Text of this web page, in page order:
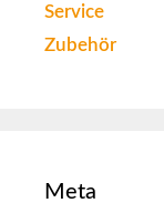
Service
Zubehör
Meta